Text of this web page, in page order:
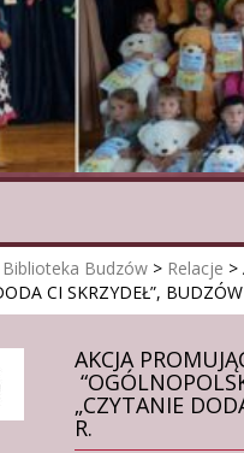
Budzów > Relacje >
CI SKRZYDEŁ”,
AKCJA
„CZYTANIE
R.